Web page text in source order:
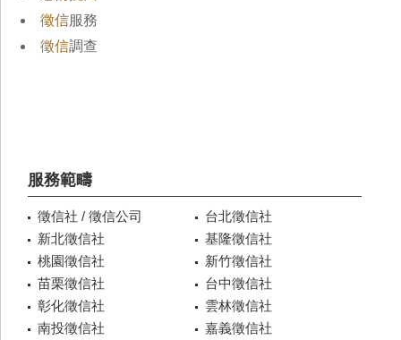
徵信服務
徵信調查
服務範疇
徵信社 / 徵信公司
台北徵信社
新北徵信社
基隆徵信社
桃園徵信社
新竹徵信社
苗栗徵信社
台中徵信社
彰化徵信社
雲林徵信社
南投徵信社
嘉義徵信社